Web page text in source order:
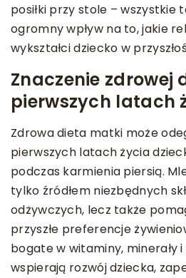
posiłki przy stole – wszystkie
ogromny wpływ na to, jakie
wykształci dziecko w
Znaczenie zdrowej
pierwszych latach
Zdrowa dieta matki może
pierwszych latach życia
podczas karmienia piersią.
tylko źródłem niezbędnych
odżywczych, lecz także
przyszłe preferencje
bogate w witaminy, minerały i
wspierają rozwój dziecka,